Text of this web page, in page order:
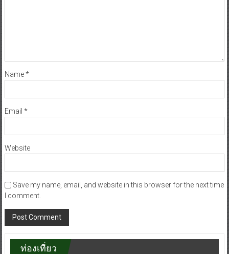
Name*
Email *
Website
Save my name, email, and website in this browser for the next time
I comment.
ท่องเที่ยว